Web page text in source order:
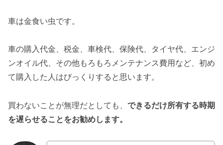
車は金食い虫です。
車の購入代金、税金、車検代、保険代、タイヤ代、エンジ
ンオイル代、その他もろもろメンテナンス費用など、初め
て購入した人はびっくりすると思います。
買わないことが無理だとしても、 できるだけ所有する時期
を遅らせることをお勧めします。